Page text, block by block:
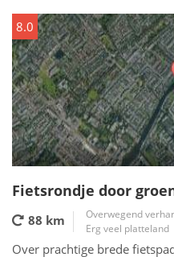
8.0
Fietsrondje door
88 km
Overwegend
Erg veel platteland
Over prachtige brede